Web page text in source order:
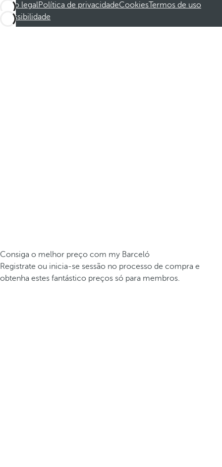
Aviso legalPolítica de privacidadeCookiesTermos de uso
Acessibilidade
Consiga o melhor preço com my Barceló
Registrate ou inicia-se sessão no processo de compra e
obtenha estes fantástico preços só para membros.